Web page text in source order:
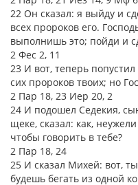
22 Он сказал: я выйду и
всех пророков его.
выполнишь это; пойди и
2 Фес 2, 11
23 И вот, теперь попустил
сих пророков твоих; но
2 Пар 18, 23 Иер 20, 2
24 И подошел Седекия,
щеке, сказал: как,
чтобы говорить в тебе?
2 Пар 18, 24
25 И сказал Михей: вот,
будешь бегать из одной